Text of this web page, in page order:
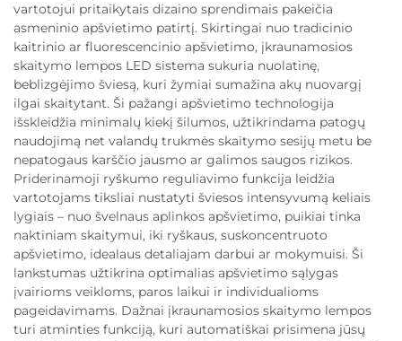
vartotojui pritaikytais dizaino sprendimais pakeičia
asmeninio apšvietimo patirtį. Skirtingai nuo tradicinio
kaitrinio ar fluorescencinio apšvietimo, įkraunamosios
skaitymo lempos LED sistema sukuria nuolatinę,
beblizgėjimo šviesą, kuri žymiai sumažina akų nuovargį
ilgai skaitytant. Ši pažangi apšvietimo technologija
išskleidžia minimalų kiekį šilumos, užtikrindama patogų
naudojimą net valandų trukmės skaitymo sesijų metu be
nepatogaus karščio jausmo ar galimos saugos rizikos.
Priderinamoji ryškumo reguliavimo funkcija leidžia
vartotojams tiksliai nustatyti šviesos intensyvumą keliais
lygiais – nuo švelnaus aplinkos apšvietimo, puikiai tinka
naktiniam skaitymui, iki ryškaus, suskoncentruoto
apšvietimo, idealaus detaliajam darbui ar mokymuisi. Ši
lankstumas užtikrina optimalias apšvietimo sąlygas
įvairioms veikloms, paros laikui ir individualioms
pageidavimams. Dažnai įkraunamosios skaitymo lempos
turi atminties funkciją, kuri automatiškai prisimena jūsų